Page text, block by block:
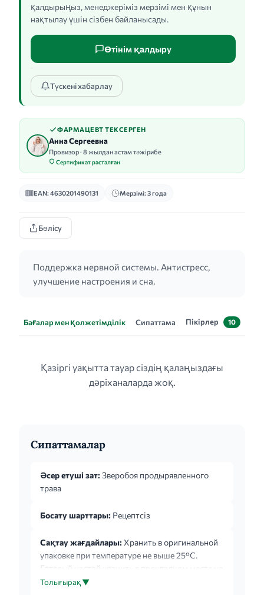
қалдырыңыз, менеджеріміз мерзімі мен құнын
нақтылау үшін сізбен байланысады.
Өтінім қалдыру
Түскені хабарлау
ФАРМАЦЕВТ ТЕКСЕРГЕН
Анна Сергеевна
Провизор · 8 жылдан астам тәжірибе
Сертификат расталған
EAN: 4630201490131 Мерзімі: 3 года
Бөлісу
Поддержка нервной системы. Антистресс,
улучшение настроения и сна.
Бағалар мен қолжетімділік Сипаттама Пікірлер 10
Қазіргі уақытта тауар сіздің қалаңыздағы
дәріханаларда жоқ.
Сипаттамалар
Әсер етуші зат: Зверобоя продырявленного
трава
Босату шарттары: Рецептсіз
Сақтау жағдайлары: Хранить в оригинальной
упаковке при температуре не выше 25°С.
Готовый настой хранить в прохладном месте не
более 2 суток. Хранить в недоступном для
Толығырақ ▼